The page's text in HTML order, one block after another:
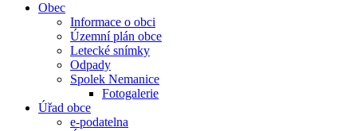
Obec
Informace o obci
Územní plán obce
Letecké snímky
Odpady
Spolek Nemanice
Fotogalerie
Úřad obce
e-podatelna